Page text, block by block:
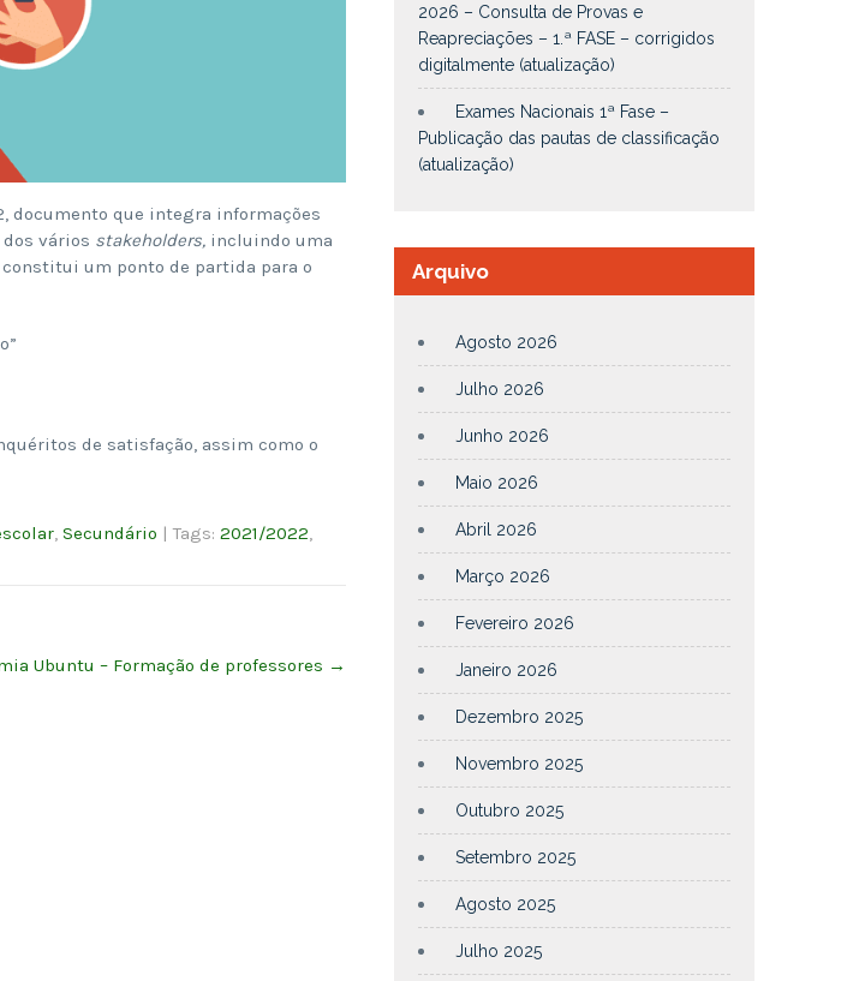
documento que integra informações
vários stakeholders, incluindo uma
um ponto de partida para o
de satisfação, assim como o
Secundário | Tags: 2021/2022
Ubuntu – Formação de professores →
2026 – Consulta de Provas e
Reapreciações – 1.ª FASE – corrigidos
digitalmente (atualização)
Exames Nacionais 1ª Fase –
Publicação das pautas de classificação
(atualização)
Arquivo
Agosto 2026
Julho 2026
Junho 2026
Maio 2026
Abril 2026
Março 2026
Fevereiro 2026
Janeiro 2026
Dezembro 2025
Novembro 2025
Outubro 2025
Setembro 2025
Agosto 2025
Julho 2025